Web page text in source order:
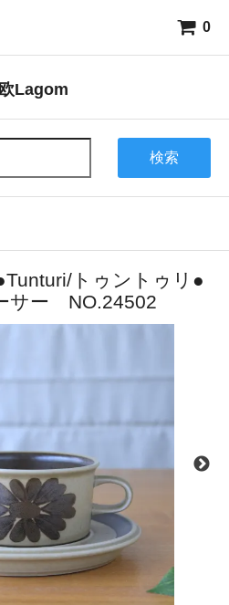
0
Lagom
検索
トゥントゥリ●
サー NO.24502